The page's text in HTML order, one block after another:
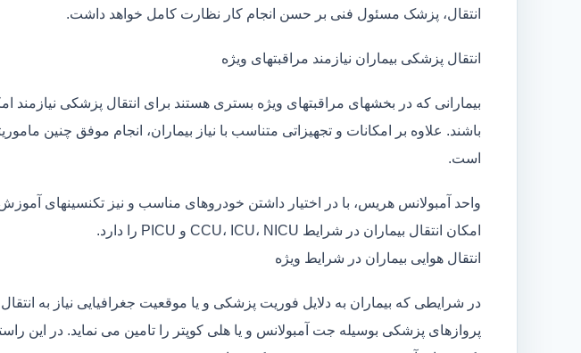
انتقال، پزشک مسئول فنی بر حسن انجام کار نظارت کامل خواهد داشت.
انتقال پزشکی بیماران نیازمند مراقبتهای ویژه
بیمارانی که در بخشهای مراقبتهای ویژه بستری هستند برای انتقال پزشکی نیازمند
باشند. علاوه بر امکانات و تجهیزاتی متناسب با نیاز بیماران، انجام موفق چنین
است.
واحد آمبولانس هریس، با در اختیار داشتن خودروهای مناسب و نیز تکنسینهای
امکان انتقال بیماران در شرایط CCU، ICU، NICU و PICU را دارد.
انتقال هوایی بیماران در شرایط ویژه
در شرایطی که بیماران به دلایل فوریت پزشکی و یا موقعیت جغرافیایی نیاز به
پروازهای پزشکی بوسیله جت آمبولانس و یا هلی کوپتر را تامین می نماید. در این